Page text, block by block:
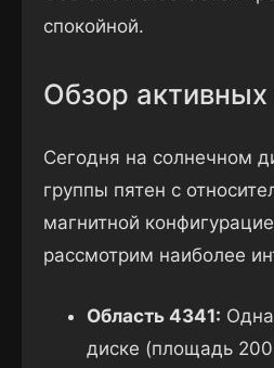
спокойной.
Обзор активных
Сегодня на солнечном
группы пятен с
магнитной
рассмотрим наиболее
Область 4341:
диске (площадь